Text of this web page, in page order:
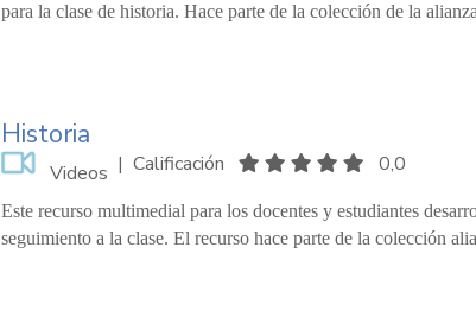
para la clase de historia. Hace parte de la colección de la
Historia
Videos | Calificación 0,0
Este recurso multimedial para los docentes y estudiantes
seguimiento a la clase. El recurso hace parte de la colección